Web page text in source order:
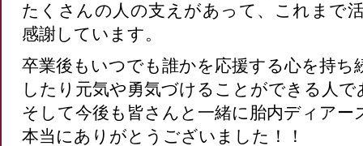
たくさんの人の支えがあって、これまで
感謝しています。
卒業後もいつでも誰かを応援する心を持ち
したり元気や勇気づけることができる人
そして今後も皆さんと一緒に胎内ディア
本当にありがとうございました！！